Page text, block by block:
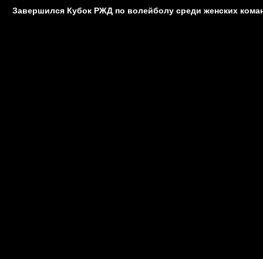
Завершился Кубок РЖД по волейболу среди женских